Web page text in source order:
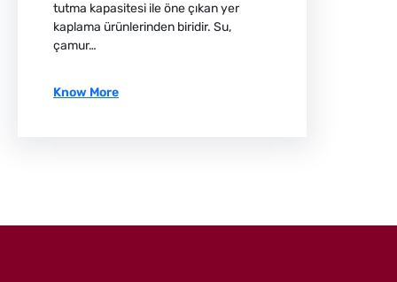
tutma kapasitesi ile öne çıkan yer
kaplama ürünlerinden biridir. Su,
çamur…
Know More